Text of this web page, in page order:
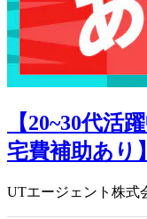
【20~30代活
宅費補助あり
UTエージェント株式